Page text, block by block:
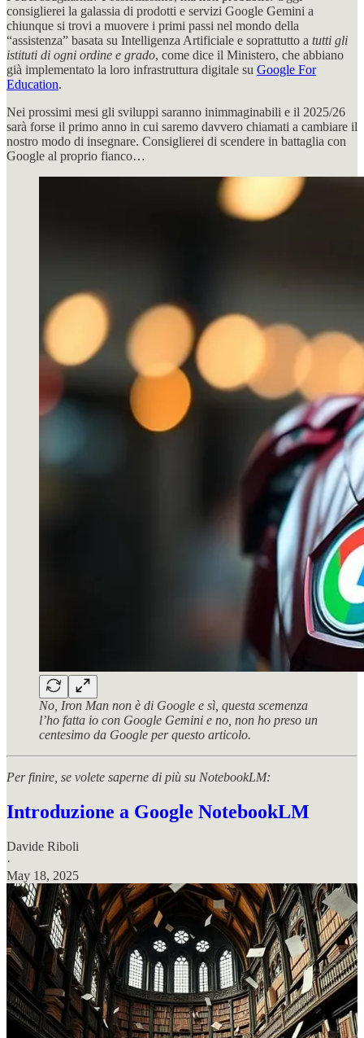
consiglierei la galassia di prodotti e servizi Google Gemini a
chiunque si trovi a muovere i primi passi nel mondo della
“assistenza” basata su Intelligenza Artificiale e soprattutto a tutti gli
istituti di ogni ordine e grado, come dice il Ministero, che abbiano
già implementato la loro infrastruttura digitale su Google For
Education.
Nei prossimi mesi gli sviluppi saranno inimmaginabili e il 2025/26
sarà forse il primo anno in cui saremo davvero chiamati a cambiare il
nostro modo di insegnare. Consiglierei di scendere in battaglia con
Google al proprio fianco…
No, Iron Man non è di Google e sì, questa scemenza
l’ho fatta io con Google Gemini e no, non ho preso un
centesimo da Google per questo articolo.
Per finire, se volete saperne di più su NotebookLM:
Introduzione a Google NotebookLM
Davide Riboli
·
May 18, 2025